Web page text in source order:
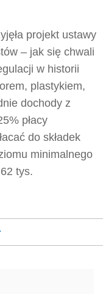
projekt ustawy
– jak się chwali
w historii
plastykiem,
dochody z
płacy
do składek
minimalnego
tys.